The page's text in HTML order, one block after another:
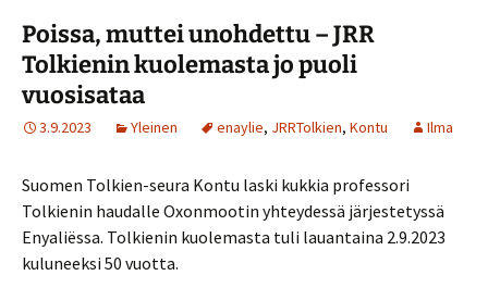
Poissa, muttei unohdettu – JRR
Tolkienin kuolemasta jo puoli
vuosisataa
3.9.2023 Yleinen enaylie, JRRTolkien, Kontu Ilma
Suomen Tolkien-seura Kontu laski kukkia professori
Tolkienin haudalle Oxonmootin yhteydessä järjestetyssä
Enyaliëssa. Tolkienin kuolemasta tuli lauantaina 2.9.2023
kuluneeksi 50 vuotta.